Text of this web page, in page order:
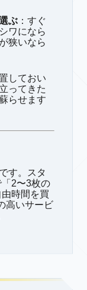
ぶ ：すぐ
ワになら
狭いなら
しておい
ってきた
らせます
す。スタ
2〜3枚の
時間を買
高いサービ